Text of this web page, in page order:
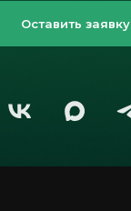
Оставить заявку